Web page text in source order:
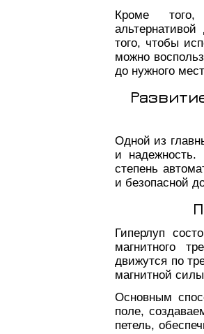
Кроме того,
того, чтобы
можно
до нужного
Одной из
и надежность.
степень
и безопасной
Гиперлуп
магнитного
движутся по
магнитной
Основным
поле,
петель,